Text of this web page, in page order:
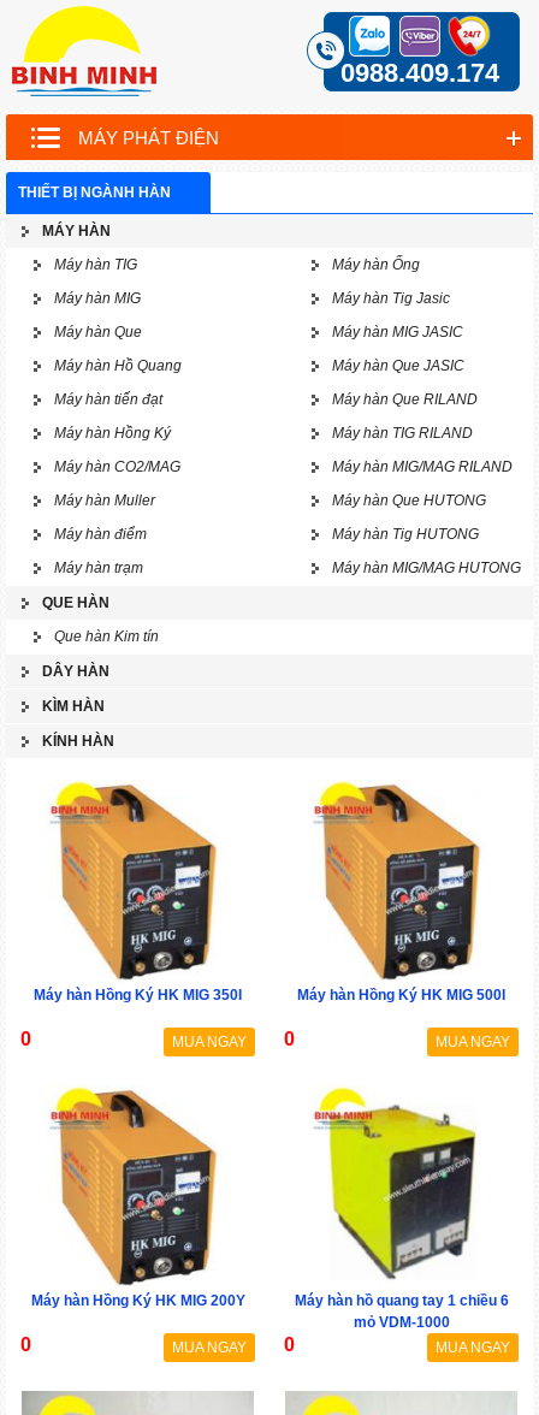
0988.409.174
MÁY PHÁT ĐIỆN
THIẾT BỊ NGÀNH HÀN
MÁY HÀN
Máy hàn TIG
Máy hàn MIG
Máy hàn Que
Máy hàn Hồ Quang
Máy hàn tiến đạt
Máy hàn Hồng Ký
Máy hàn CO2/MAG
Máy hàn Muller
Máy hàn điểm
Máy hàn trạm
Máy hàn Ống
Máy hàn Tig Jasic
Máy hàn MIG JASIC
Máy hàn Que JASIC
Máy hàn Que RILAND
Máy hàn TIG RILAND
Máy hàn MIG/MAG RILAND
Máy hàn Que HUTONG
Máy hàn Tig HUTONG
Máy hàn MIG/MAG HUTONG
QUE HÀN
Que hàn Kim tín
DÂY HÀN
KÌM HÀN
KÍNH HÀN
Máy hàn Hồng Ký HK MIG 350I
0 MUA NGAY
Máy hàn Hồng Ký HK MIG 500I
0 MUA NGAY
Máy hàn Hồng Ký HK MIG 200Y
0 MUA NGAY
Máy hàn hồ quang tay 1 chiều 6
mỏ VDM-1000
0 MUA NGAY